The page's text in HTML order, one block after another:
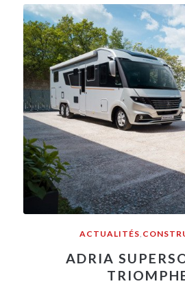
ACTUALITÉS,
ADRIA